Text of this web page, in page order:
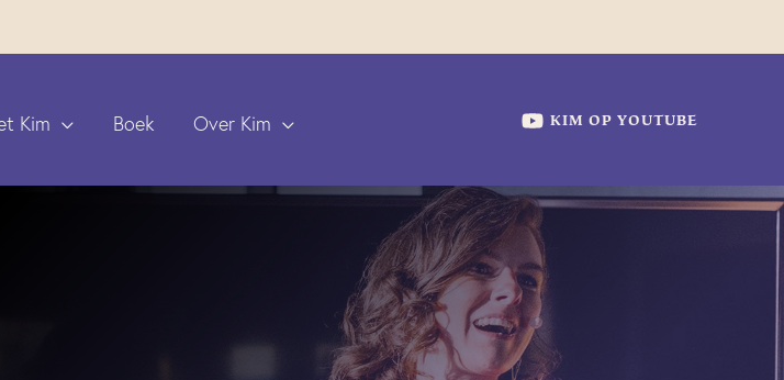
Kim Boek Over Kim KIM OP YOUTUBE